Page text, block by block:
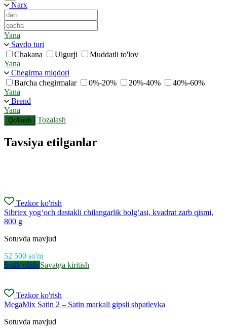
Narx
Yana
Savdo turi
Chakana
Ulgurji
Muddatli to'lov
Yana
Chegirma miqdori
Barcha chegirmalar
0%-20% 20%-40%
40%-60%
Yana
Brend
Yana
Qo'llash Tozalash
Tavsiya etilganlar
Tezkor ko'rish
Sibrtex yog‘och dastakli chilangarlik bolg‘asi, kvadrat zarb qismi,
800 g
Sotuvda mavjud
52 500 so'm
Sotib olish Savatga kiritish
Tezkor ko'rish
MegaMix Satin 2 – Satin markali gipsli shpatlevka
Sotuvda mavjud